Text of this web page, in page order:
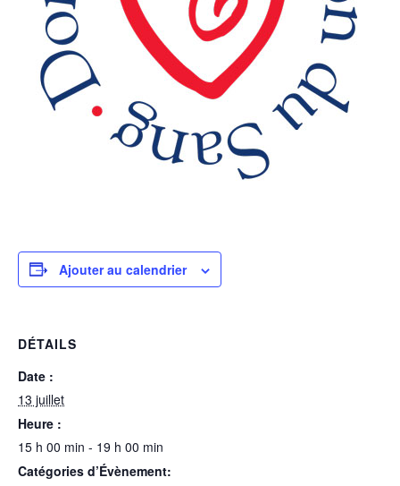
Ajouter au calendrier
DÉTAILS
Date :
13 juillet
Heure :
15 h 00 min - 19 h 00 min
Catégories d’Évènement: